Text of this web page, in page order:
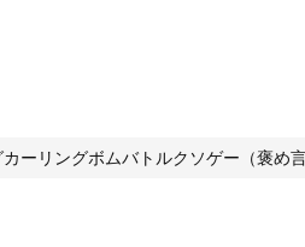
カーリングボムバトルクソゲー（褒め言